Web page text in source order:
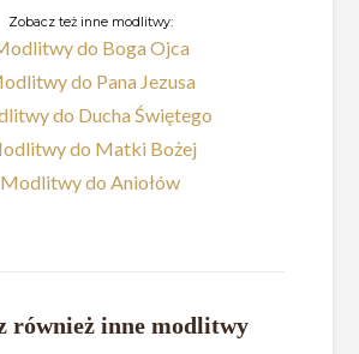
Zobacz też inne modlitwy:
do Boga Ojca
do Pana Jezusa
do Ducha Świętego
do Matki Bożej
Modlitwy do Aniołów
również inne modlitwy